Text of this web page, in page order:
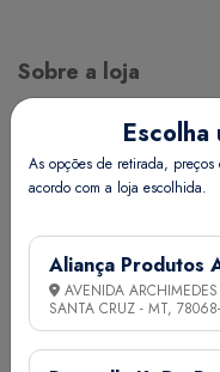
Sobre a loja
A Aliança Distribuidora
distribuição comercial,
realizando assim uma
Endereço da Loja
, - - - ,
Informações
Termos de Uso
Ajuda
Escolha
As opções de retirada,
acordo com a loja escolhida.
Aliança Produtos
AVENIDA
SANTA CRUZ - MT,